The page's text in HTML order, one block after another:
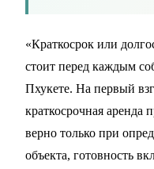
«Краткосрок или
стоит перед каждым
Пхукете. На первый
краткосрочная аренда
верно только при
объекта, готовность